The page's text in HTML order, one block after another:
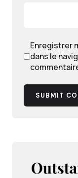
Enregistrer
dans le
SUBMIT